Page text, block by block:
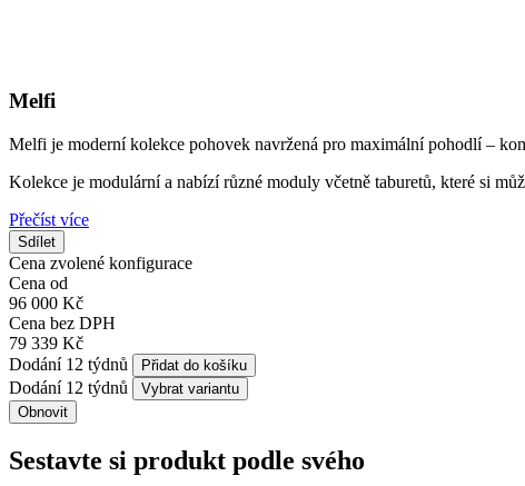
Melfi
Melfi je moderní kolekce pohovek navržená pro maximální pohodlí –
Kolekce je modulární a nabízí různé moduly včetně taburetů, které si
Přečíst více
Sdílet
Cena zvolené konfigurace
Cena od
96 000 Kč
Cena bez DPH
79 339 Kč
Dodání 12 týdnů
Přidat do košíku
Dodání 12 týdnů Vybrat variantu
Sestavte si produkt podle svého